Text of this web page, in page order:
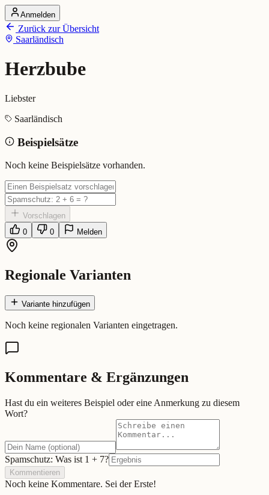
Startseite
Alle Dialekte
Dialekte vergleichen
Dialekt-Karte
Ranking
Herzbube (Saarländisch)
Bedeutung: Liebster
Eingereicht von: Mundwerk Team
Anmelden
Zurück zur Übersicht
Saarländisch
Herzbube
Liebster
Saarländisch
Beispielsätze
Noch keine Beispielsätze vorhanden.
Vorschlagen
0
0 Melden
Regionale Varianten
Variante hinzufügen
Noch keine regionalen Varianten eingetragen.
Kommentare & Ergänzungen
Hast du ein weiteres Beispiel oder eine Anmerkung zu diesem
Wort?
Spamschutz: Was ist 1 + 7?
Kommentieren
Noch keine Kommentare. Sei der Erste!